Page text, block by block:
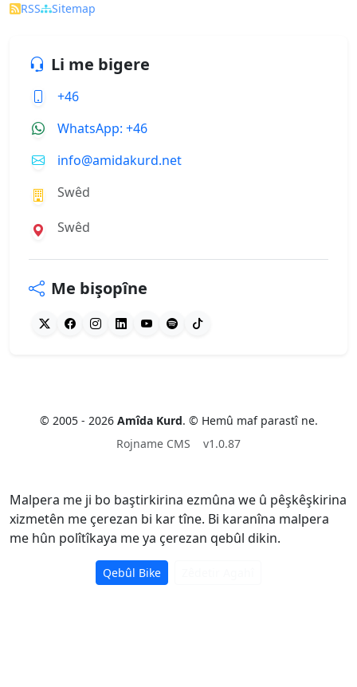
RSS Sitemap
Li me bigere
+46
WhatsApp: +46
info@amidakurd.net
Swêd
Swêd
Me bişopîne
© 2005 - 2026 Amîda Kurd. © Hemû maf parastî ne.
Rojname CMS
v1.0.87
Malpera me ji bo baştirkirina ezmûna we û pêşkêşkirina
xizmetên me çerezan bi kar tîne. Bi karanîna malpera
me hûn polîtîkaya me ya çerezan qebûl dikin.
Qebûl Bike